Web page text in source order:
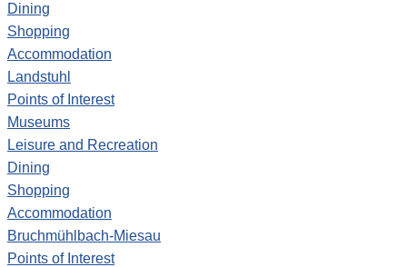
Dining
Shopping
Accommodation
Landstuhl
Points of Interest
Museums
Leisure and Recreation
Dining
Shopping
Accommodation
Bruchmühlbach-Miesau
Points of Interest